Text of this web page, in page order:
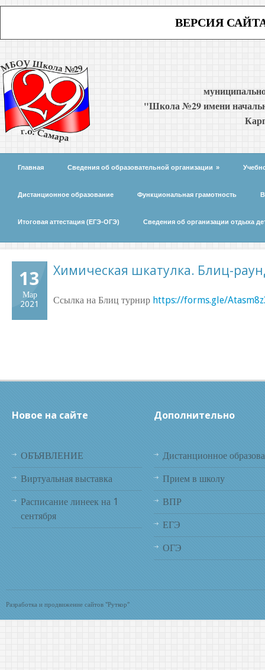
ВЕРСИЯ
"Школа №29 имени
Главная Сведения об образовательной организации »
Дистанционное образование Функциональная грамотность
Итоговая аттестация (ЕГЭ-ОГЭ) Сведения об организации отдыха
13
Мар
2021
Химическая шкатулка. Блиц-
Ссылка на Блиц турнир https://forms.gle/
Новое на сайте
ОБЪЯВЛЕНИЕ
Виртуальная выставка
Расписание линеек на 1
сентября
Дополнительно
Дистанционное
Прием в школу
ВПР
ЕГЭ
ОГЭ
Разработка и продвижение сайтов "Руткор"